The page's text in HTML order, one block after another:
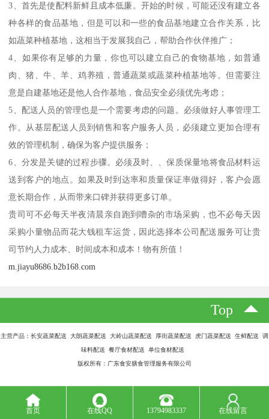
3、首先是使配料新鲜且成本低廉。开始的时候，可能还没有建立各
种各样的食品基地，但是可以和一些的食品基地建立合作关系，比
如蔬菜种植基地，这相当于发展我自己，帮助合作伙伴推广；
4、如果你有足够的力量，你也可以建立自己的食物基地，如普通
肉、猪、牛、羊、鸡养殖，普通蔬菜或蔬菜种植基地等。但需要注
意是自建基地还是他人合作基地，食品安全必须优先考虑；
5、配送人员的管理也是一个需要考虑的问题。必须做好人事管理工
作。从基层配送人员到销售和客户服务人员，必须建立更加合理有
效的管理机制，确保为客户提供服务；
6、分发是关键的过程步骤。必须及时、、保质保量地将食品材料运
送到客户的地点。如果及时到达率和质量保证率做得好，客户会愿
意长期合作，从而带来口碑并获得更多订单。
贵司可不必每天半夜清晨亲自跑到嘈杂的市场采购，也不必每天因
采购小量物品而花大钱租车运货，因此选择本公司配送服务可让贵
司节约人力成本、时间成本和成本！物有所值！
m.jiayu8686.b2b168.com
Top
主营产品：长安蔬菜配送 大朗蔬菜配送 大岭山蔬菜配送 厚街蔬菜配送 虎门蔬菜配送 生鲜配送 调
味料配送 餐厅食材配送 单位食材配送
版权所有：广东食安膳食管理服务有限公司
首页 在线QQ 13794983337 在线留言